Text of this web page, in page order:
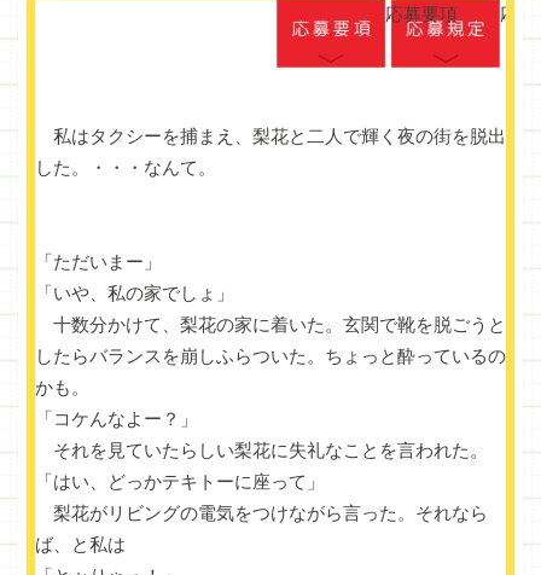
応
応募要項
私はタクシーを捕まえ、梨花と二人で輝く夜の街を脱出
した。・・・なんて。
「ただいまー」
「いや、私の家でしょ」
十数分かけて、梨花の家に着いた。玄関で靴を脱ごうと
したらバランスを崩しふらついた。ちょっと酔っているの
かも。
「コケんなよー？」
それを見ていたらしい梨花に失礼なことを言われた。
「はい、どっかテキトーに座って」
梨花がリビングの電気をつけながら言った。それなら
ば、と私は